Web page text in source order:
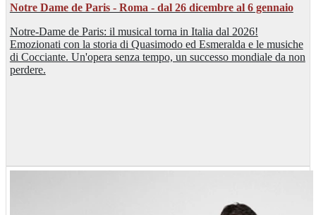
Notre Dame de Paris - Roma - dal 26 dicembre al 6 gennaio
Notre-Dame de Paris: il musical torna in Italia dal 2026!
Emozionati con la storia di Quasimodo ed Esmeralda e le musiche
di Cocciante. Un'opera senza tempo, un successo mondiale da non
perdere.